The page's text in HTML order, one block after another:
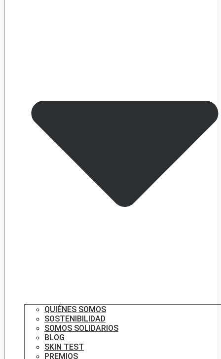
QUIÉNES SOMOS
SOSTENIBILIDAD
SOMOS SOLIDARIOS
BLOG
SKIN TEST
PREMIOS